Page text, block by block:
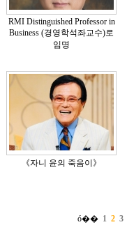
RMI Distinguished Professor in
Business (경영학석좌교수)로
임명
《자니 윤의 죽음이》
ó�� 1 2 3